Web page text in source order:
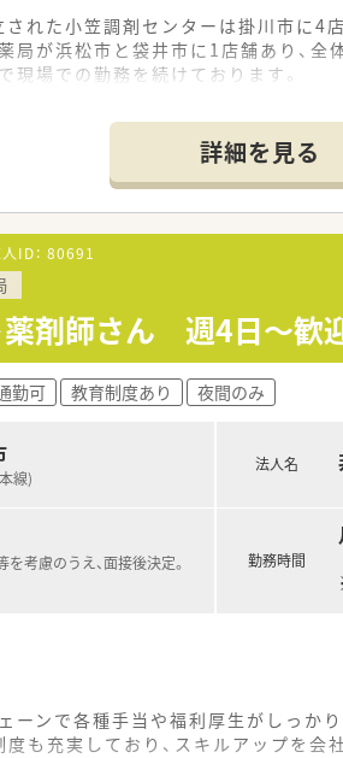
1歳に達しない新生児を育てる場合、1
1年を終了する年の3月31日まで利
を超えている社員は、お子様が小学
給は入社時から付与。
制度、メモリアル休暇、サポート休暇
年度に最低1回、連続5日間年次有給休
職金制度として導入しており、老後
制度：病気やケガで長期にわたって
グサポートシステムを標準導入
売者の在籍している店舗も多数あり、
の会話に集中できる環境が魅力です。
すすめ ≫
験がない方、ブランクのある方
ベントに備えて、転勤や育児に理解の
れた小笠調剤センターは掛川市に4店
局が浜松市と袋井市に1店舗あり、全
場での勤務を続けております。
なく、在宅業務にも会社として力を入
ランクのある方も歓迎いたします。
いらっしゃる方も安心して働きやすい
は住宅補助の用意、赴任費用のご用意
詳細を見る
ID： 80691
薬剤師さん 週4日～歓
勤可 教育制度あり 夜間のみ
線)
考慮のうえ、面接後決定。
法人名
勤務時間
ンで各種手当や福利厚生がしっかり
も充実しており、スキルアップを会社